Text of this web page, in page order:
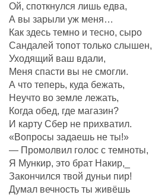
Ой, споткнулся лишь едва,
А вы зарыли уж меня…
Как здесь темно и тесно, сыро
Сандалей топот только слышен,
Уходящий ваш вдали,
Меня спасти вы не смогли.
А что теперь, куда бежать,
Неучто во земле лежать,
Когда обед, где магазин?
И карту Сбер не прихватил.
«Вопросы задаешь не ты!»
— Промолвил голос с темноты,
Я Мункир, это брат Накир,_
Закончился твой дуньи пир!
Думал вечность ты живёшь